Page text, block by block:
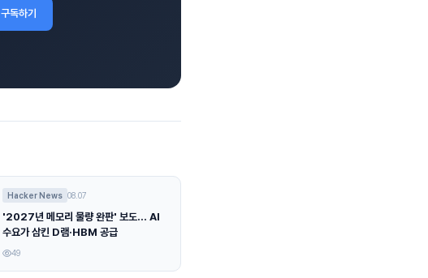
구독하기
Hacker News 08.07
'2027년 메모리 물량 완판' 보도… AI
수요가 삼킨 D램·HBM 공급
49